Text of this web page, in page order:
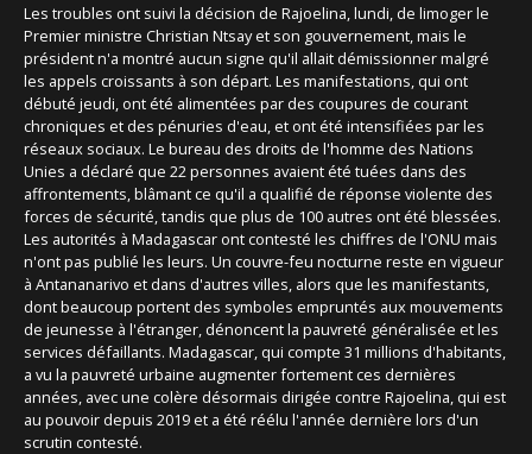
Les troubles ont suivi la décision de Rajoelina, lundi, de limoger le
Premier ministre Christian Ntsay et son gouvernement, mais le
président n'a montré aucun signe qu'il allait démissionner malgré
les appels croissants à son départ. Les manifestations, qui ont
débuté jeudi, ont été alimentées par des coupures de courant
chroniques et des pénuries d'eau, et ont été intensifiées par les
réseaux sociaux. Le bureau des droits de l'homme des Nations
Unies a déclaré que 22 personnes avaient été tuées dans des
affrontements, blâmant ce qu'il a qualifié de réponse violente des
forces de sécurité, tandis que plus de 100 autres ont été blessées.
Les autorités à Madagascar ont contesté les chiffres de l'ONU mais
n'ont pas publié les leurs. Un couvre-feu nocturne reste en vigueur
à Antananarivo et dans d'autres villes, alors que les manifestants,
dont beaucoup portent des symboles empruntés aux mouvements
de jeunesse à l'étranger, dénoncent la pauvreté généralisée et les
services défaillants. Madagascar, qui compte 31 millions d'habitants,
a vu la pauvreté urbaine augmenter fortement ces dernières
années, avec une colère désormais dirigée contre Rajoelina, qui est
au pouvoir depuis 2019 et a été réélu l'année dernière lors d'un
scrutin contesté.